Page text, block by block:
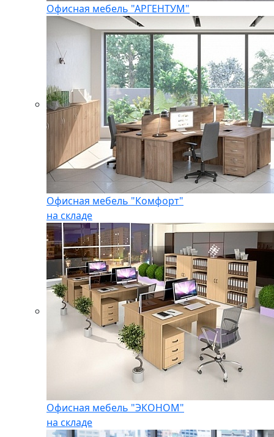
Офисная мебель "АРГЕНТУМ"
Офисная мебель "Комфорт"
на складе
Офисная мебель "ЭКОНОМ"
на складе